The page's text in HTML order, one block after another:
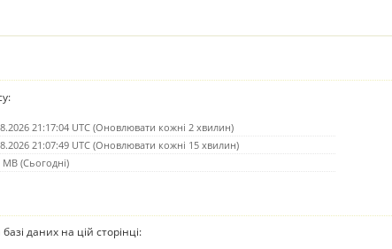
21:17:04 UTC (Оновлювати кожні 2 хвилин)
21:07:49 UTC (Оновлювати кожні 15 хвилин)
MB (Сьогодні)
даних на цій сторінці: